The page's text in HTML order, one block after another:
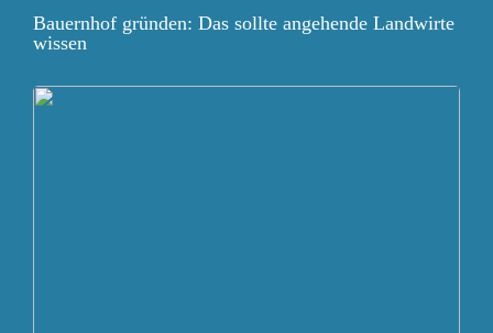
Bauernhof gründen: Das sollte angehende Landwirte
wissen